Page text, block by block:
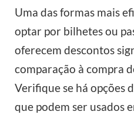
Uma das formas mais
optar por bilhetes ou
oferecem descontos
comparação à compra
Verifique se há opções
que podem ser usados